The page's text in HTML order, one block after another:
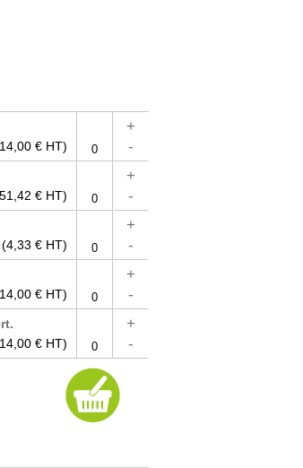
€ HT)
+
-
€ HT)
+
-
(4,33 € HT)
+
-
€ HT)
+
-
€ HT)
+
-